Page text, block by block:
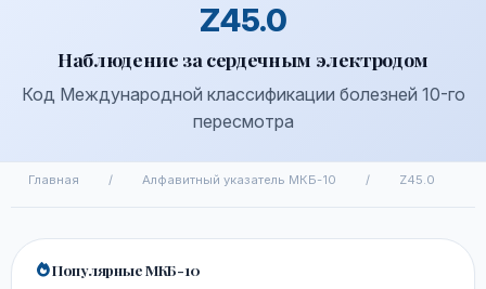
Z45.0
Наблюдение за сердечным электродом
Код Международной классификации болезней 10-го
пересмотра
Главная / Алфавитный указатель МКБ-10 / Z45.0
Популярные МКБ-10